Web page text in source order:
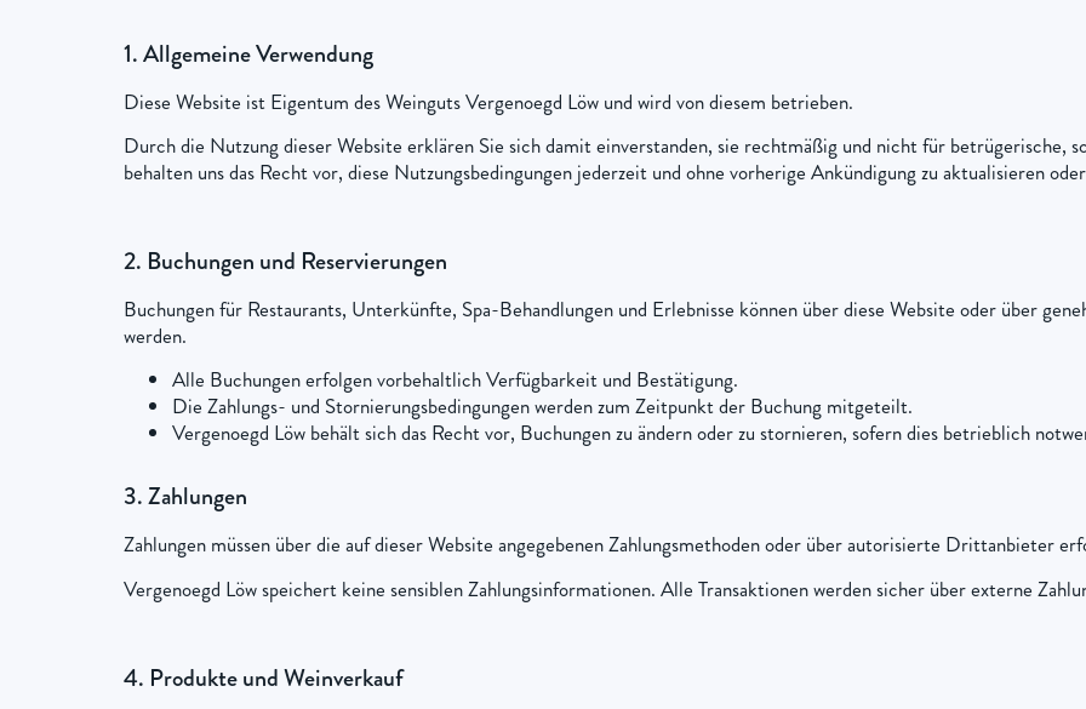
1. Allgemeine Verwendung
Diese Website ist Eigentum des Weinguts Vergenoegd Löw und wird von diesem betrieben.
Durch die Nutzung dieser Website erklären Sie sich damit einverstanden, sie rechtmäßig und nicht für betrügerische,
behalten uns das Recht vor, diese Nutzungsbedingungen jederzeit und ohne vorherige Ankündigung zu aktualisieren
2. Buchungen und Reservierungen
Buchungen für Restaurants, Unterkünfte, Spa-Behandlungen und Erlebnisse können über diese Website oder über
werden.
Alle Buchungen erfolgen vorbehaltlich Verfügbarkeit und Bestätigung.
Die Zahlungs- und Stornierungsbedingungen werden zum Zeitpunkt der Buchung mitgeteilt.
Vergenoegd Löw behält sich das Recht vor, Buchungen zu ändern oder zu stornieren, sofern dies betrieblich
3. Zahlungen
Zahlungen müssen über die auf dieser Website angegebenen Zahlungsmethoden oder über autorisierte Drittanbieter
Vergenoegd Löw speichert keine sensiblen Zahlungsinformationen. Alle Transaktionen werden sicher über externe
4. Produkte und Weinverkauf